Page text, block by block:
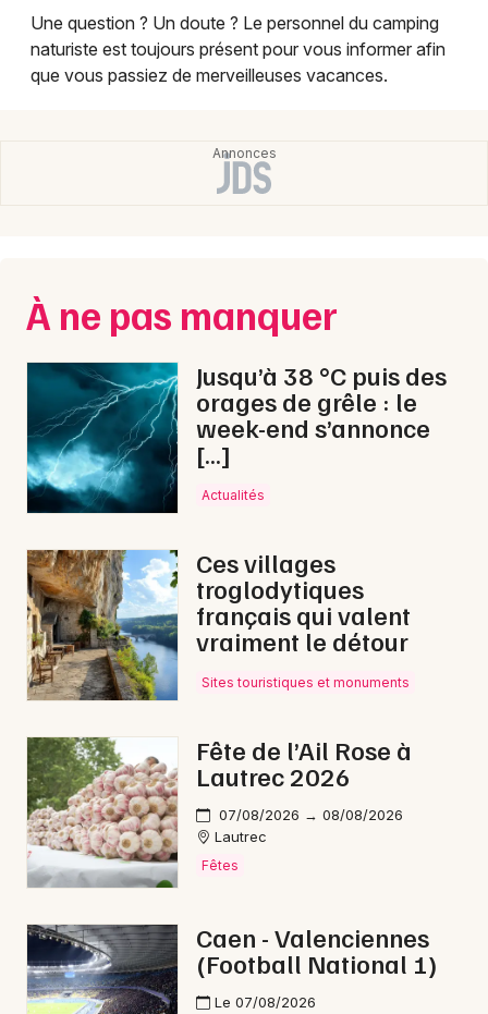
Une question ? Un doute ? Le personnel du camping
naturiste est toujours présent pour vous informer afin
que vous passiez de merveilleuses vacances.
À ne pas manquer
Jusqu’à 38 °C puis des
orages de grêle : le
week-end s’annonce
[…]
Actualités
Ces villages
troglodytiques
français qui valent
vraiment le détour
Sites touristiques et monuments
Fête de l’Ail Rose à
Lautrec 2026
07/08/2026 → 08/08/2026
Lautrec
Fêtes
Caen - Valenciennes
(Football National 1)
Le 07/08/2026